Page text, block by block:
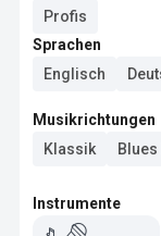
Profis
Sprachen
Englisch
Musikrichtungen
Klassik
Instrumente